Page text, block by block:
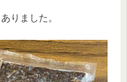
りました。